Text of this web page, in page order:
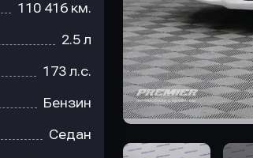
110 416 км.
2.5 л
173 л.с.
Бензин
Седан